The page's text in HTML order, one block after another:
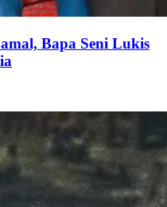
Bapa Seni Lukis